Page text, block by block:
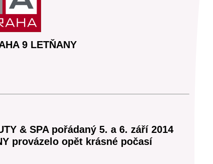
9 LETŇANY
& SPA pořádaný 5. a 6. září 2014
provázelo opět krásné počasí